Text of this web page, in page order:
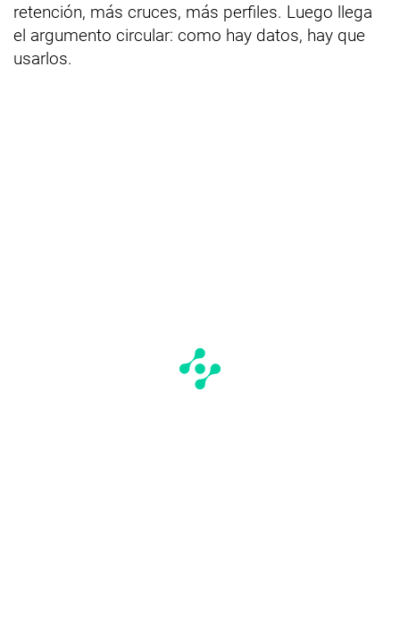
retención, más cruces, más perfiles. Luego llega
el argumento circular: como hay datos, hay que
usarlos.